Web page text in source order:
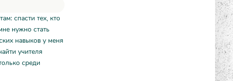
спасти тех, кто
нужно стать
навыков у меня
учителя
среди